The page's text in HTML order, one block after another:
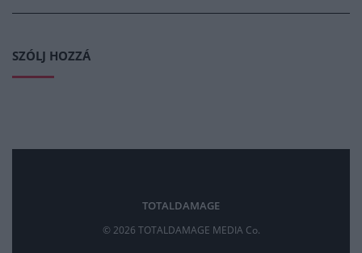
SZÓLJ HOZZÁ
TOTALDAMAGE
© 2026 TOTALDAMAGE MEDIA Co.